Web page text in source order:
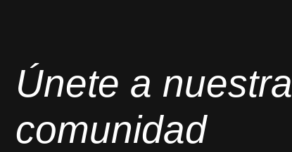
Únete a nuestra
comunidad